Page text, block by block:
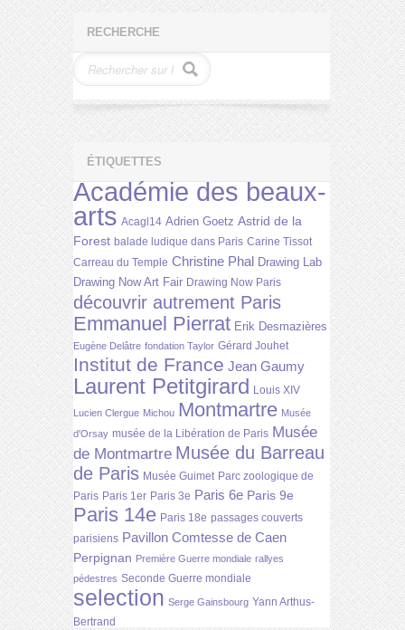
RECHERCHE
ÉTIQUETTES
Académie des beaux-
arts Acagl14 Adrien Goetz Astrid de la
Forest balade ludique dans Paris Carine Tissot
Carreau du Temple Christine Phal Drawing Lab
Drawing Now Art Fair Drawing Now Paris
découvrir autrement Paris
Emmanuel Pierrat Erik Desmazières
Eugène Delâtre fondation Taylor Gérard Jouhet
Institut de France Jean Gaumy
Laurent Petitgirard Louis XIV
Lucien Clergue Michou Montmartre Musée
d'Orsay musée de la Libération de Paris Musée
de Montmartre Musée du Barreau
de Paris Musée Guimet Parc zoologique de
Paris Paris 1er Paris 3e Paris 6e Paris 9e
Paris 14e Paris 18e passages couverts
parisiens Pavillon Comtesse de Caen
Perpignan Première Guerre mondiale rallyes
pédestres Seconde Guerre mondiale
selection Serge Gainsbourg Yann Arthus-
Bertrand